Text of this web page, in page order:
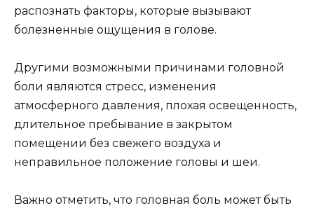
распознать факторы, которые вызывают
болезненные ощущения в голове.
Другими возможными причинами головной
боли являются стресс, изменения
атмосферного давления, плохая освещенность,
длительное пребывание в закрытом
помещении без свежего воздуха и
неправильное положение головы и шеи.
Важно отметить, что головная боль может быть